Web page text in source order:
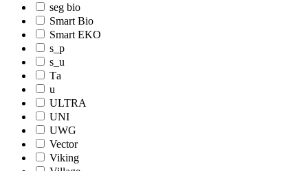
seg bio
Smart Bio
Smart EKO
s_p
s_u
Tа
u
ULTRA
UNI
UWG
Vector
Viking